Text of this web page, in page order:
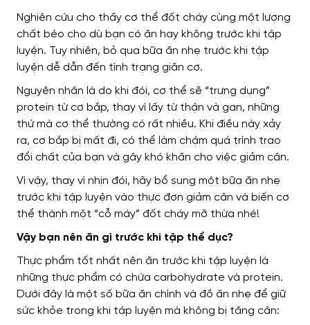
Nghiên cứu cho thấy cơ thể đốt cháy cùng một lượng
chất béo cho dù bạn có ăn hay không trước khi tập
luyện. Tuy nhiên, bỏ qua bữa ăn nhẹ trước khi tập
luyện dễ dẫn đến tình trạng giãn cơ.
Nguyên nhân là do khi đói, cơ thể sẽ “trưng dụng”
protein từ cơ bắp, thay vì lấy từ thận và gan, những
thứ mà cơ thể thường có rất nhiều. Khi điều này xảy
ra, cơ bắp bị mất đi, có thể làm chậm quá trình trao
đổi chất của bạn và gây khó khăn cho việc giảm cân.
Vì vậy, thay vì nhịn đói, hãy bổ sung một bữa ăn nhẹ
trước khi tập luyện vào thực đơn giảm cân và biến cơ
thể thành một “cỗ máy” đốt cháy mỡ thừa nhé!
Vậy bạn nên ăn gì trước khi tập thể dục?
Thực phẩm tốt nhất nên ăn trước khi tập luyện là
những thực phẩm có chứa carbohydrate và protein.
Dưới đây là một số bữa ăn chính và đồ ăn nhẹ để giữ
sức khỏe trong khi tập luyện mà không bị tăng cân: